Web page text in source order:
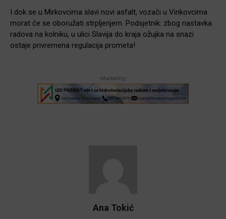
I dok se u Mirkovcima slavi novi asfalt, vozači u Vinkovcima
morat će se oboružati strpljenjem. Podsjetnik: zbog nastavka
radova na kolniku, u ulici Slavija do kraja ožujka na snazi
ostaje privremena regulacija prometa!
-Marketing-
Ana Tokić